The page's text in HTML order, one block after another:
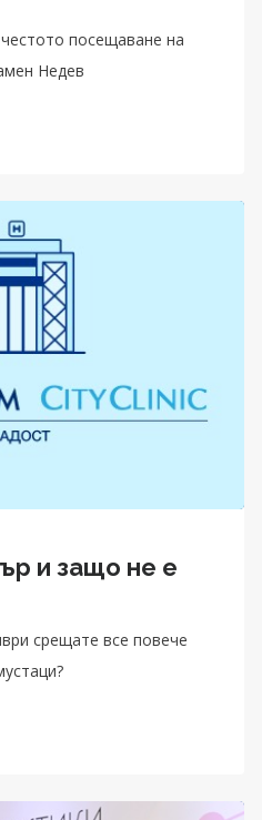
посещаване на
Недев
и защо не е
срещате все повече